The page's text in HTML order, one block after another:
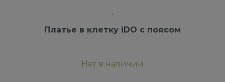
Платье в клетку iDO с поясом
Нет в наличии